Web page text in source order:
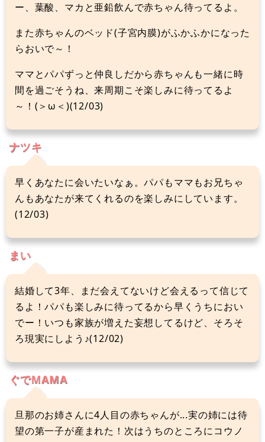
ー、葉酸、マカと亜鉛飲んで赤ちゃん待ってるよ。
また赤ちゃんのベッド(子宮内膜)がふかふかになった
らおいで～！
ママとパパずっと仲良しだから赤ちゃんも一緒に時
間を過ごそうね、来周期こそ楽しみに待ってるよ
～！(＞ω＜)(12/03)
ナツキ
早くあなたに会いたいなぁ。パパもママもお兄ちゃ
んもあなたが来てくれるのを楽しみにしています。
(12/03)
まい
結婚して3年、まだ会えてないけど会えるって信じて
るよ！パパも楽しみに待ってるから早くうちにおい
でー！いつも家族が増えた妄想してるけど、そろそ
ろ現実にしよう♪(12/02)
ぐでMAMA
旦那のお姉さんに4人目の赤ちゃんが...実の姉には待
望の第一子が産まれた！次はうちのところにコウノ